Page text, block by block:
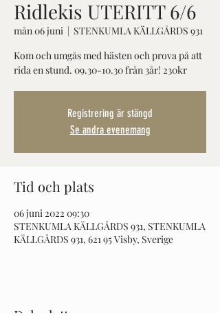
Ridlekis UTERITT 6/6
mån 06 juni
  |
STENKUMLA KÄLLGÅRDS 931
Kom och umgås med hästen och prova på att
rida en stund. 09.30-10.30 från 3år! 230kr
Registrering är stängd
Se andra evenemang
Tid och plats
06 juni 2022 09:30
STENKUMLA KÄLLGÅRDS 931, STENKUMLA
KÄLLGÅRDS 931, 621 95 Visby, Sverige
Dela detta evenemang